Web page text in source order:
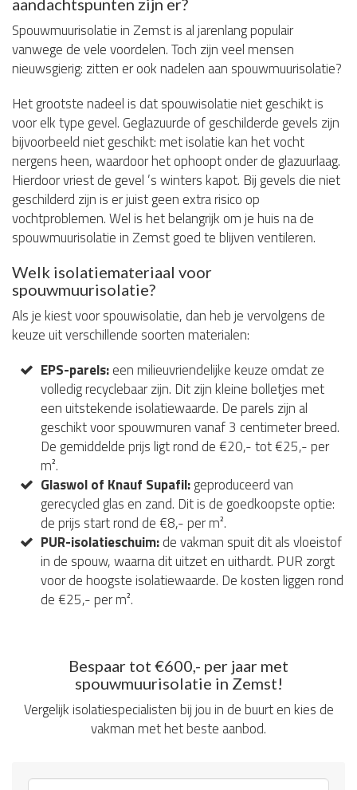
aandachtspunten zijn er?
Spouwmuurisolatie in Zemst is al jarenlang populair
vanwege de vele voordelen. Toch zijn veel mensen
nieuwsgierig: zitten er ook nadelen aan spouwmuurisolatie?
Het grootste nadeel is dat spouwisolatie niet geschikt is
voor elk type gevel. Geglazuurde of geschilderde gevels zijn
bijvoorbeeld niet geschikt: met isolatie kan het vocht
nergens heen, waardoor het ophoopt onder de glazuurlaag.
Hierdoor vriest de gevel ’s winters kapot. Bij gevels die niet
geschilderd zijn is er juist geen extra risico op
vochtproblemen. Wel is het belangrijk om je huis na de
spouwmuurisolatie in Zemst goed te blijven ventileren.
Welk isolatiemateriaal voor
spouwmuurisolatie?
Als je kiest voor spouwisolatie, dan heb je vervolgens de
keuze uit verschillende soorten materialen:
EPS-parels:een milieuvriendelijke keuze omdat ze
volledig recyclebaar zijn. Dit zijn kleine bolletjes met
een uitstekende isolatiewaarde. De parels zijn al
geschikt voor spouwmuren vanaf 3 centimeter breed.
De gemiddelde prijs ligt rond de €20,- tot €25,- per
m².
Glaswol of Knauf Supafil:geproduceerd van
gerecycled glas en zand. Dit is de goedkoopste optie:
de prijs start rond de €8,- per m².
PUR-isolatieschuim:de vakman spuit dit als vloeistof
in de spouw, waarna dit uitzet en uithardt. PUR zorgt
voor de hoogste isolatiewaarde. De kosten liggen rond
de €25,- per m².
Bespaar tot €600,- per jaar met
spouwmuurisolatie in Zemst!
Vergelijk isolatiespecialisten bij jou in de buurt en kies de
vakman met het beste aanbod.